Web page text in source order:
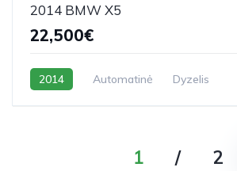
2014 BMW X5
22,500€
2014 Automatinė Dyzelis
1 / 2